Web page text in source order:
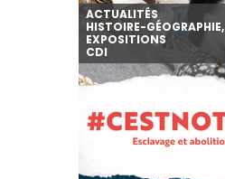
ACTUALITÉS
HISTOIRE-
EXPOSITIONS
CDI